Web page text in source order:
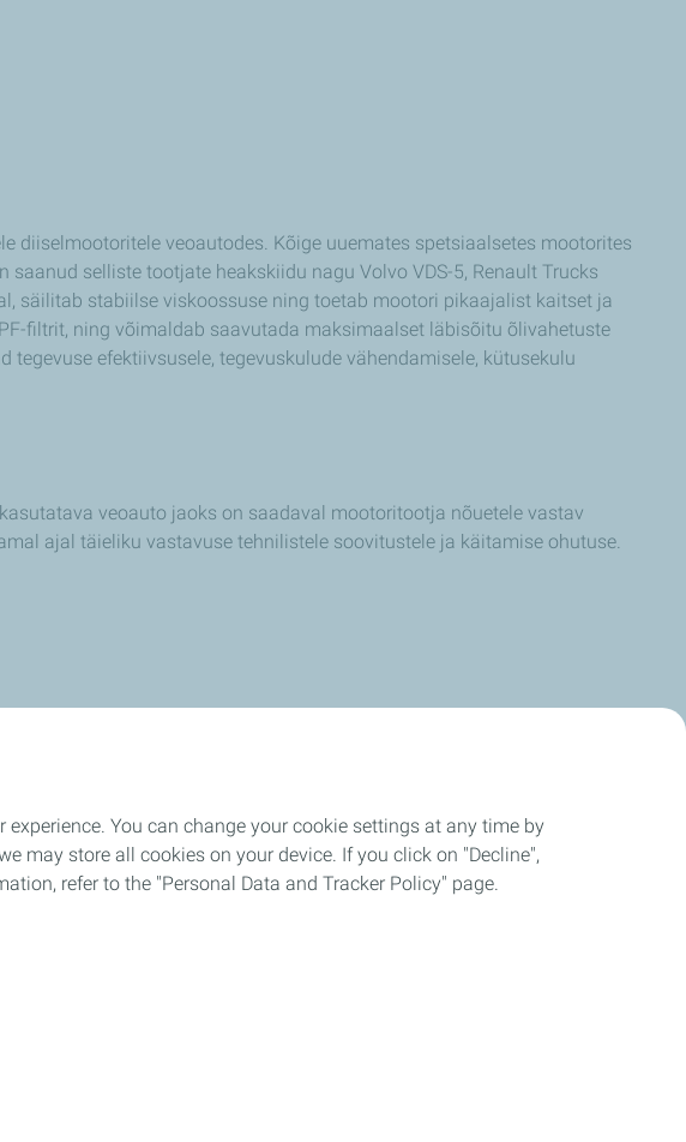
diiselmootoritele veoautodes. Kõige uuemates spetsiaalsetes mootorites
selliste tootjate heakskiidu nagu Volvo VDS-5, Renault Trucks
säilitab stabiilse viskoossuse ning toetab mootori pikaajalist kaitset ja
filtrit, ning võimaldab saavutada maksimaalset läbisõitu õlivahetuste
efektiivsusele, tegevuskulude vähendamisele, kütusekulu
veoauto jaoks on saadaval mootoritootja nõuetele vastav
ajal täieliku vastavuse tehnilistele soovitustele ja käitamise ohutuse.
You can change your cookie settings at any time by
may store all cookies on your device. If you click on "Decline",
refer to the "Personal Data and Tracker Policy" page.